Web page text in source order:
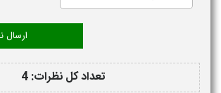
تعداد کل نظرات: 4